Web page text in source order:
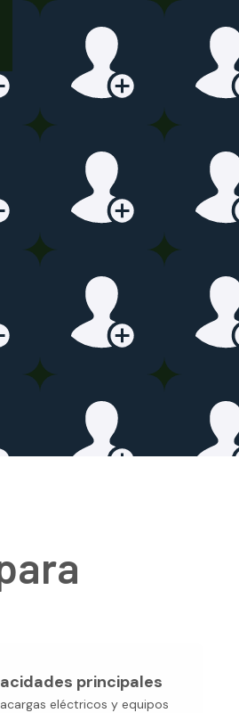
principales
eléctricos y equipos